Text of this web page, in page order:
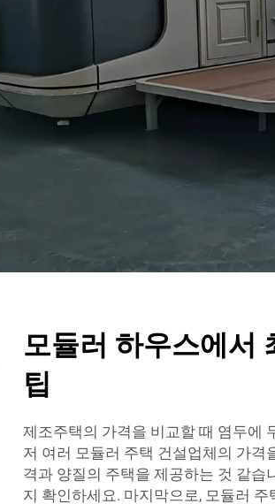
모듈러 하우스에서
팁
제조주택의 가격을 비교할 때 염두에
저 여러 모듈러 주택 건설업체의 가
격과 양질의 주택을 제공하는 것 같습
지 확인하세요. 마지막으로, 모듈러